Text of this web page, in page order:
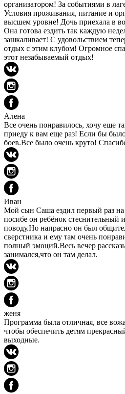
организатором! За событиями в
Условия проживания, питание и
высшем уровне! Дочь приехала в
Она готова ездить так каждую
зашкаливает! С удовольствием
отдых с этим клубом! Огромное
этот незабываемый отдых!
Алена
Все очень понравилось, хочу еще
приеду к вам еще раз! Если бы
боев.Все было очень круто!
Иван
Мой сын Саша ездил первый раз на
посибе он ребёнок стеснительный
поводу.Но напрасно он был
сверстника и ему там очень
полный эмоций.Весь вечер
занимался,что он там делал.
женя
Программа была отличная, все
чтобы обеспечить детям
выходные.